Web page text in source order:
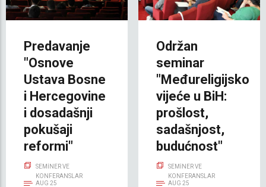
Predavanje
"Osnove
Ustava Bosne
i Hercegovine
i dosadašnji
pokušaji
reformi"
SEMINER VE
KONFERANSLAR
AUG 25
Održan
seminar
"Međureligijsko
vijeće u BiH:
prošlost,
sadašnjost,
budućnost"
SEMINER VE
KONFERANSLAR
AUG 25